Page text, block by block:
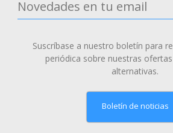
Novedades en tu email
Suscríbase a nuestro boletín para
periódica sobre nuestras
alternativas.
Boletín de noticias